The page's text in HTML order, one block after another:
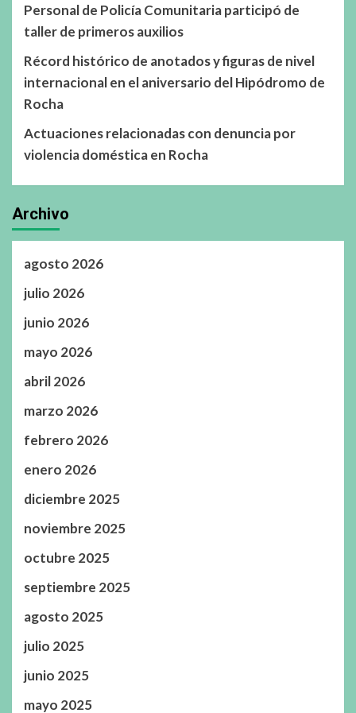
Personal de Policía Comunitaria participó de
taller de primeros auxilios
Récord histórico de anotados y figuras de nivel
internacional en el aniversario del Hipódromo de
Rocha
Actuaciones relacionadas con denuncia por
violencia doméstica en Rocha
Archivo
agosto 2026
julio 2026
junio 2026
mayo 2026
abril 2026
marzo 2026
febrero 2026
enero 2026
diciembre 2025
noviembre 2025
octubre 2025
septiembre 2025
agosto 2025
julio 2025
junio 2025
mayo 2025